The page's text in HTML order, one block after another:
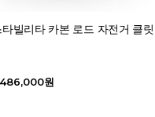
빌리타 카본 로드 자전거 클릿
486,000원